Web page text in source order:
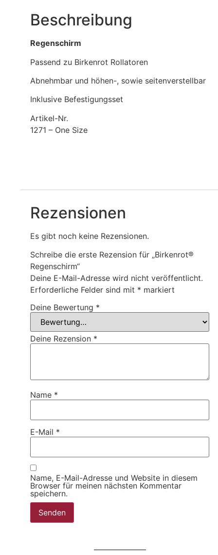
Beschreibung
Regenschirm
Passend zu Birkenrot Rollatoren
Abnehmbar und höhen-, sowie seitenverstellbar
Inklusive Befestigungsset
Artikel-Nr.
1271 – One Size
Rezensionen
Es gibt noch keine Rezensionen.
Schreibe die erste Rezension für „Birkenrot®
Regenschirm“
Deine E-Mail-Adresse wird nicht veröffentlicht.
Erforderliche Felder sind mit * markiert
Deine Bewertung *
Deine Rezension *
Name *
E-Mail *
Name, E-Mail-Adresse und Website in diesem
Browser für meinen nächsten Kommentar
speichern.